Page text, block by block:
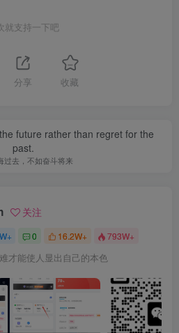
就支持一下吧
分享 收藏
future rather than regret for the
past.
过去，不如奋斗将来
关注
0 16.2W+ 793W+
才能使人显出自己的本色